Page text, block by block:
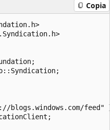
Copia
blogs.windows.com/feed"